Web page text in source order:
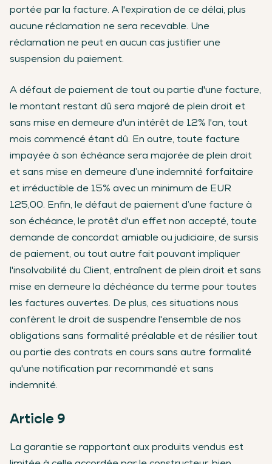
portée par la facture. A l'expiration de ce délai, plus
aucune réclamation ne sera recevable. Une
réclamation ne peut en aucun cas justifier une
suspension du paiement.
A défaut de paiement de tout ou partie d'une facture,
le montant restant dû sera majoré de plein droit et
sans mise en demeure d'un intérêt de 12% l'an, tout
mois commencé étant dû. En outre, toute facture
impayée à son échéance sera majorée de plein droit
et sans mise en demeure d’une indemnité forfaitaire
et irréductible de 15% avec un minimum de EUR
125,00. Enfin, le défaut de paiement d’une facture à
son échéance, le protêt d'un effet non accepté, toute
demande de concordat amiable ou judiciaire, de sursis
de paiement, ou tout autre fait pouvant impliquer
l'insolvabilité du Client, entraînent de plein droit et sans
mise en demeure la déchéance du terme pour toutes
les factures ouvertes. De plus, ces situations nous
confèrent le droit de suspendre l'ensemble de nos
obligations sans formalité préalable et de résilier tout
ou partie des contrats en cours sans autre formalité
qu'une notification par recommandé et sans
indemnité.
Article 9
La garantie se rapportant aux produits vendus est